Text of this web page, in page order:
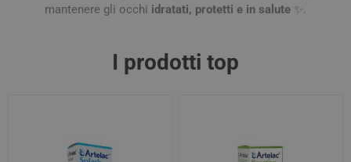
mantenere gli occhi idratati, protetti e in salute ✨.
I prodotti top